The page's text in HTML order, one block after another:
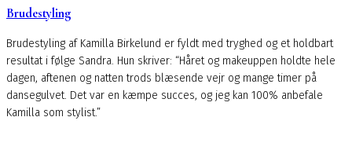
Brudestyling
Brudestyling af Kamilla Birkelund er fyldt med tryghed og et holdbart
resultat i følge Sandra. Hun skriver: “Håret og makeuppen holdte hele
dagen, aftenen og natten trods blæsende vejr og mange timer på
dansegulvet. Det var en kæmpe succes, og jeg kan 100% anbefale
Kamilla som stylist.”